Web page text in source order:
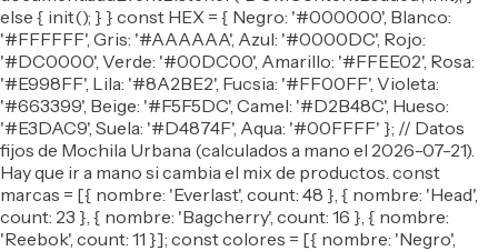
else { init(); } } const HEX = { Negro: '#000000', Blanco:
'#FFFFFF', Gris: '#AAAAAA', Azul: '#0000DC', Rojo:
'#DC0000', Verde: '#00DC00', Amarillo: '#FFEE02', Rosa:
'#E998FF', Lila: '#8A2BE2', Fucsia: '#FF00FF', Violeta:
'#663399', Beige: '#F5F5DC', Camel: '#D2B48C', Hueso:
'#E3DAC9', Suela: '#D4874F', Aqua: '#00FFFF' }; // Datos
fijos de Mochila Urbana (calculados a mano el 2026-07-21).
Hay que ir a mano si cambia el mix de productos. const
marcas = [{ nombre: 'Everlast', count: 48 }, { nombre: 'Head',
count: 23 }, { nombre: 'Bagcherry', count: 16 }, { nombre:
'Reebok', count: 11 }]; const colores = [{ nombre: 'Negro',